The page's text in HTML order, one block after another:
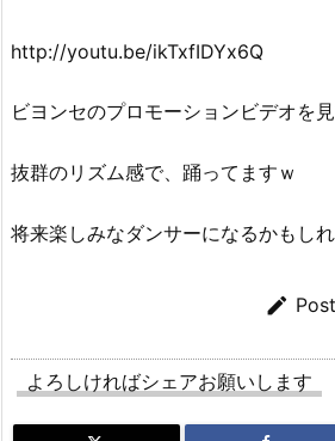
http://youtu.be/ikTxfIDYx6Q
ビヨンセのプロモーションビデオを
抜群のリズム感で、踊ってますｗ
将来楽しみなダンサーになるかもしれ

よろしければシェアお願いします